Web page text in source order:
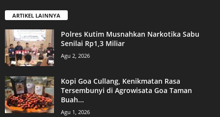
ARTIKEL LAINNYA
Polres Kutim Musnahkan Narkotika Sabu
Senilai Rp1,3 Miliar
Agu 2, 2026
Kopi Goa Cullang, Kenikmatan Rasa
Tersembunyi di Agrowisata Goa Taman
Buah...
Agu 1, 2026